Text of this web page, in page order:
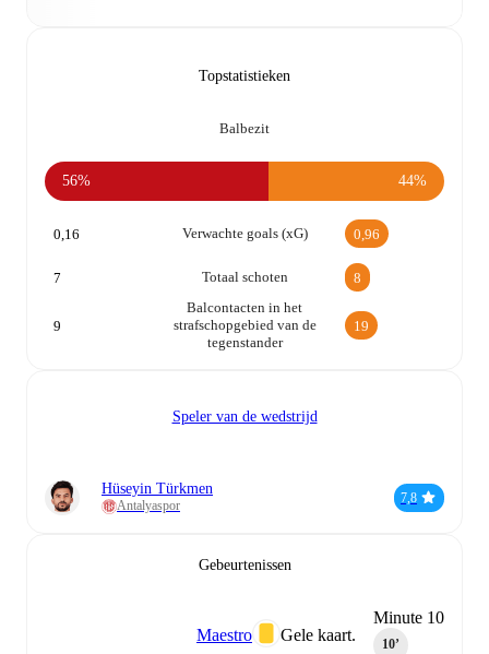
Topstatistieken
Balbezit
56% 44%
Verwachte goals (xG)
0,16 0,96
Totaal schoten
7
8
Balcontacten in het
strafschopgebied van de
tegenstander
9 19
Speler van de wedstrijd
Hüseyin Türkmen
Antalyaspor
7,8
Gebeurtenissen
Minute 10
10‎’‎
Gele kaart.
Maestro